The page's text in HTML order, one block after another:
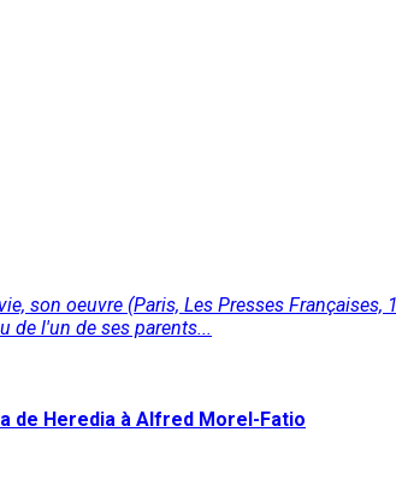
son oeuvre (Paris, Les Presses
de l'un de ses parents...
de Heredia à Alfred Morel-Fatio